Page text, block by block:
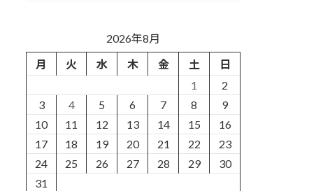
2026年8月
月
火 水 木 金 土
日
1
2
3
4 5 6 7 8
9
10
11 12 13 14 15
16
17
18 19 20 21 22
23
24
25 26 27 28 29
30
31